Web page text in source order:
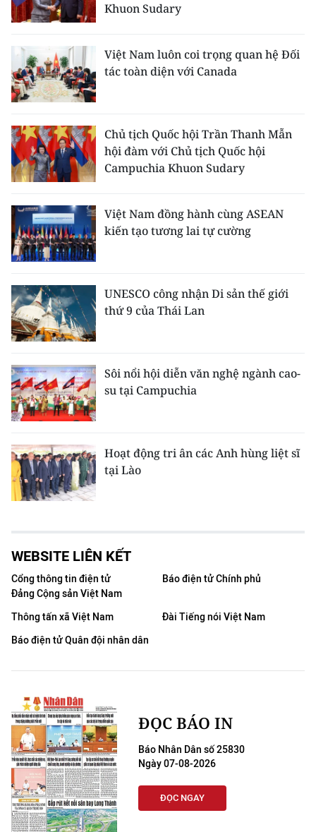
Khuon Sudary
Việt Nam luôn coi trọng quan hệ Đối
tác toàn diện với Canada
Chủ tịch Quốc hội Trần Thanh Mẫn
hội đàm với Chủ tịch Quốc hội
Campuchia Khuon Sudary
Việt Nam đồng hành cùng ASEAN
kiến tạo tương lai tự cường
UNESCO công nhận Di sản thế giới
thứ 9 của Thái Lan
Sôi nổi hội diễn văn nghệ ngành cao-
su tại Campuchia
Hoạt động tri ân các Anh hùng liệt sĩ
tại Lào
WEBSITE LIÊN KẾT
Cổng thông tin điện tử
Đảng Cộng sản Việt Nam
Báo điện tử Chính phủ
Thông tấn xã Việt Nam
Đài Tiếng nói Việt Nam
Báo điện tử Quân đội nhân dân
ĐỌC BÁO IN
Báo Nhân Dân số 25830
Ngày 07-08-2026
ĐỌC NGAY